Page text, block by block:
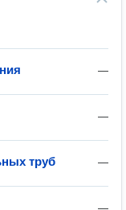
—
—
—
труб